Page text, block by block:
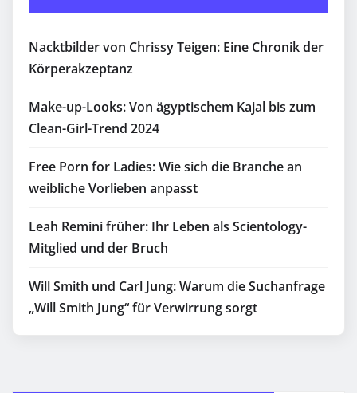
Nacktbilder von Chrissy Teigen: Eine Chronik der
Körperakzeptanz
Make-up-Looks: Von ägyptischem Kajal bis zum
Clean-Girl-Trend 2024
Free Porn for Ladies: Wie sich die Branche an
weibliche Vorlieben anpasst
Leah Remini früher: Ihr Leben als Scientology-
Mitglied und der Bruch
Will Smith und Carl Jung: Warum die Suchanfrage
„Will Smith Jung“ für Verwirrung sorgt